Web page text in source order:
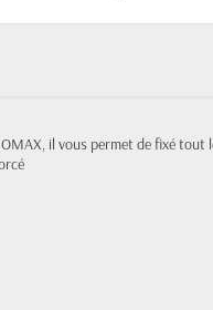
il vous permet de fixé tout